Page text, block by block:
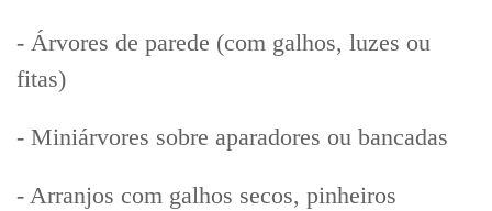
- Árvores de parede (com galhos, luzes ou
fitas)
- Miniárvores sobre aparadores ou bancadas
- Arranjos com galhos secos, pinheiros